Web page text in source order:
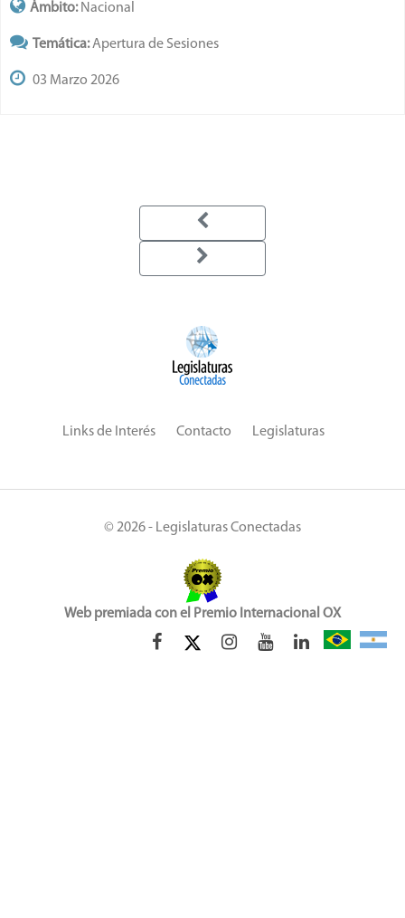
Ámbito: Nacional
Temática:Apertura de Sesiones
03 Marzo 2026
Links de Interés Contacto Legislaturas
© 2026 - Legislaturas Conectadas
Web premiada con el Premio Internacional OX